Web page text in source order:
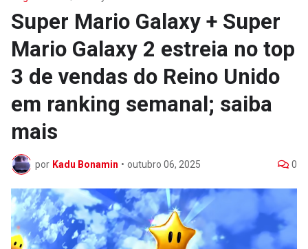
Super Mario Galaxy + Super
Mario Galaxy 2 estreia no top
3 de vendas do Reino Unido
em ranking semanal; saiba
mais
por Kadu Bonamin • outubro 06, 2025 0